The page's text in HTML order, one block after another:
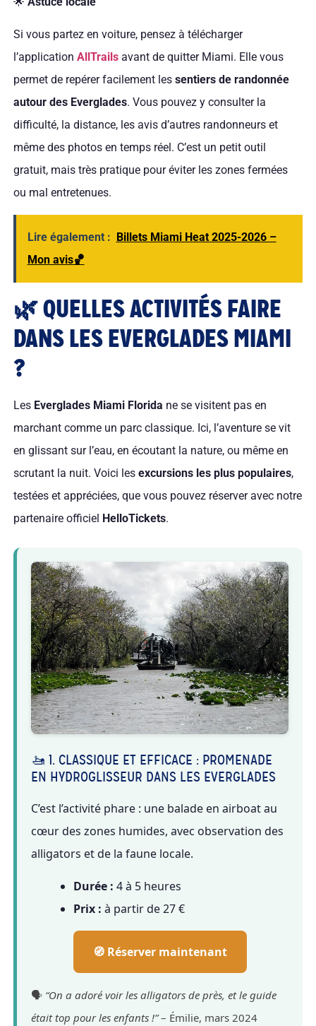
Si vous partez en voiture, pensez à télécharger
l’application AllTrails avant de quitter Miami. Elle vous
permet de repérer facilement les sentiers de randonnée
autour des Everglades. Vous pouvez y consulter la
difficulté, la distance, les avis d’autres randonneurs et
même des photos en temps réel. C’est un petit outil
gratuit, mais très pratique pour éviter les zones fermées
ou mal entretenues.
Lire également : Billets Miami Heat 2025-2026 –
Mon avis🏀
🌿 QUELLES ACTIVITÉS FAIRE
DANS LES EVERGLADES MIAMI
?
Les Everglades Miami Florida ne se visitent pas en
marchant comme un parc classique. Ici, l’aventure se vit
en glissant sur l’eau, en écoutant la nature, ou même en
scrutant la nuit. Voici les excursions les plus populaires,
testées et appréciées, que vous pouvez réserver avec notre
partenaire officiel HelloTickets.
🚤 1. CLASSIQUE ET EFFICACE : PROMENADE
EN HYDROGLISSEUR DANS LES EVERGLADES
C’est l’activité phare : une balade en airboat au
cœur des zones humides, avec observation des
alligators et de la faune locale.
Durée : 4 à 5 heures
Prix : à partir de 27 €
🧭 Réserver maintenant
🗣️ “On a adoré voir les alligators de près, et le guide
était top pour les enfants !”– Émilie, mars 2024